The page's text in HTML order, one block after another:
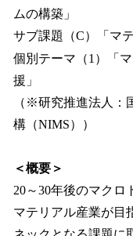
ムの構築」
サブ課題（C）「マ
個別テーマ（1）「
援」
（※研究推進法人：
構（NIMS））
＜概要＞
20～30年後のマクロ
マテリアル産業が目